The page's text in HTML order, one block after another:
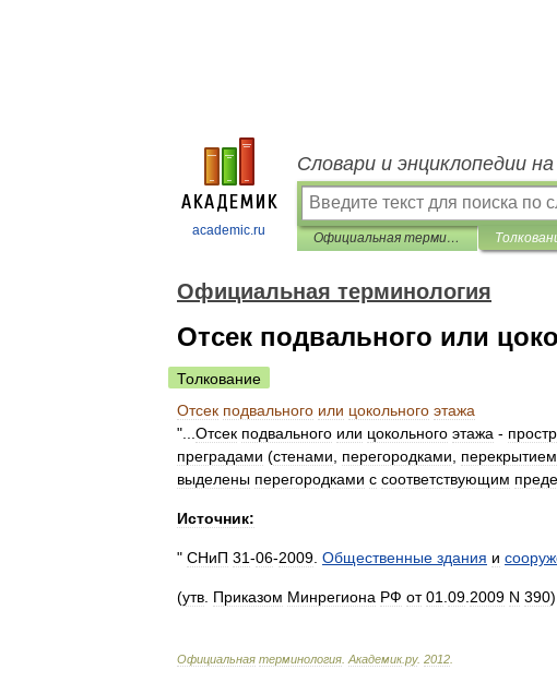
academic.ru
Словари и энциклопедии
Официальная терминология
Официальная терминология
Отсек подвального или
Толкование
Отсек подвального или цокольного этажа
"... Отсек подвального или цокольного этажа -
преградами (стенами перегородками перекрытием
выделены перегородками с соответствующим
Источник:
" СНиП 31-06-2009 Общественные здания и
(утв Приказом Минрегиона РФ от 01 09 2009 N 390)
Официальная терминология Академик.ру. 2012